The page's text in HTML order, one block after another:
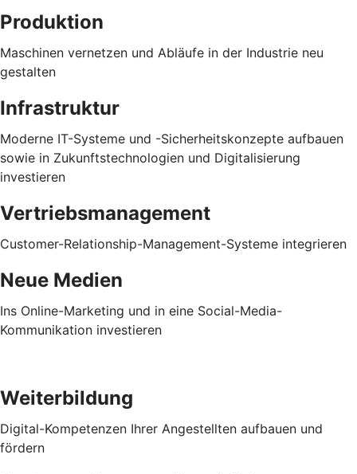
Produktion
Maschinen vernetzen und Abläufe in der Industrie neu
gestalten
Infrastruktur
Moderne IT-Systeme und -Sicherheitskonzepte aufbauen
sowie in Zukunftstechnologien und Digitalisierung
investieren
Vertriebsmanagement
Customer-Relationship-Management-Systeme integrieren
Neue Medien
Ins Online-Marketing und in eine Social-Media-
Kommunikation investieren
Weiterbildung
Digital-Kompetenzen Ihrer Angestellten aufbauen und
fördern